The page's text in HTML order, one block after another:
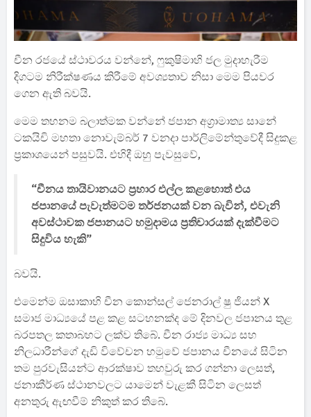
චීන රජයේ ස්ථාවරය වන්නේ, ෆුකුෂිමාහි ජල මුදාහැරීම
දිගටම නිරීක්ෂණය කිරීමේ අවශ්‍යතාව නිසා මෙම පියවර
ගෙන ඇති බවයි.
මෙම තහනම බලාත්මක වන්නේ ජපාන අග්‍රාමාත්‍ය සානේ
ටකයිචි මහතා නොවැම්බර් 7 වනදා පාර්ලිමේන්තුවේදී සිදුකළ
ප්‍රකාශයෙන් පසුවයි. එහිදී ඔහු පැවසුවේ,
“චීනය තායිවානයට ප්‍රහාර එල්ල කළහොත් එය
ජපානයේ පැවැත්මටම තර්ජනයක් වන බැවින්, එවැනි
අවස්ථාවක ජපානයට හමුදාමය ප්‍රතිචාරයක් දැක්වීමට
සිදුවිය හැකි”
බවයි.
එමෙන්ම ඔසාකාහි චීන කොන්සල් ජෙනරාල් ෂු ජියන් X
සමාජ මාධ්‍යයේ පළ කළ සටහනක්ද මේ දිනවල ජපානය තුළ
බරපතල කතාබහට ලක්ව තිබේ. චීන රාජ්‍ය මාධ්‍ය සහ
නිලධාරීන්ගේ දැඩි විවේචන හමුවේ ජපානය චීනයේ සිටින
තම පුරවැසියන්ට ආරක්ෂාව තහවුරු කර ගන්නා ලෙසත්,
ජනාකීර්ණ ස්ථානවලට යාමෙන් වැළකී සිටින ලෙසත්
අනතුරු ඇඟවීම් නිකුත් කර තිබේ.